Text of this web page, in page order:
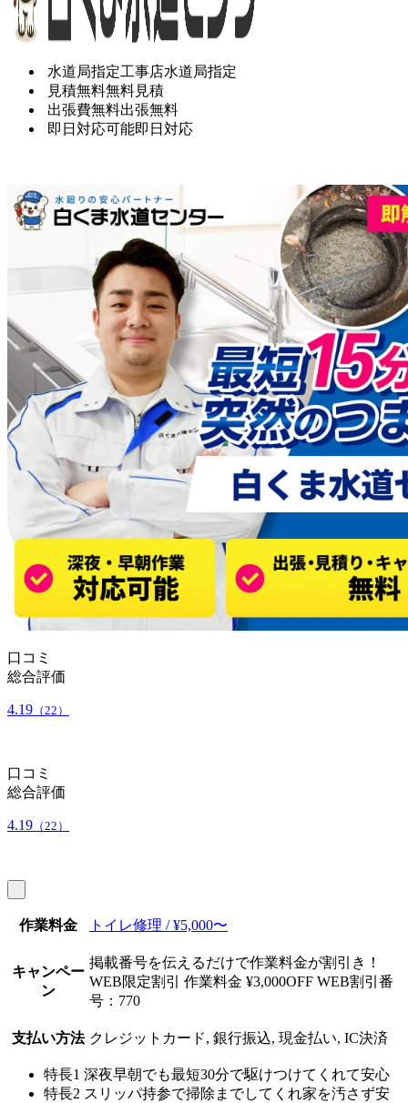
水道局指定工事店水道局指定
見積無料無料見積
出張費無料出張無料
即日対応可能即日対応
口コミ
総合評価
4.19 （22）
口コミ
総合評価
4.19 （22）
作業料金 トイレ修理 / ¥5,000〜
キャンペー
ン
掲載番号を伝えるだけで作業料金が割引き！
WEB限定割引 作業料金 ¥3,000OFF WEB割引番
号：770
支払い方法 クレジットカード, 銀行振込, 現金払い, IC決済
特長1 深夜早朝でも最短30分で駆けつけてくれて安心
特長2 スリッパ持参で掃除までしてくれ家を汚さず安